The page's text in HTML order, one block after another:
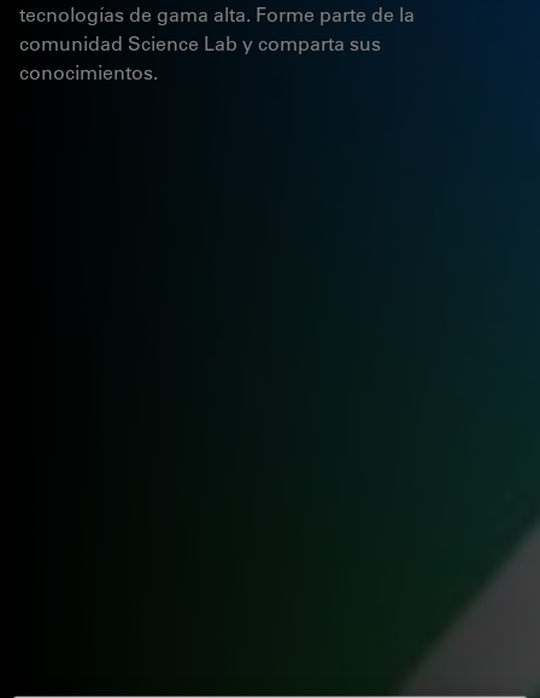
tecnologías de gama alta. Forme parte de la
comunidad Science Lab y comparta sus
conocimientos.